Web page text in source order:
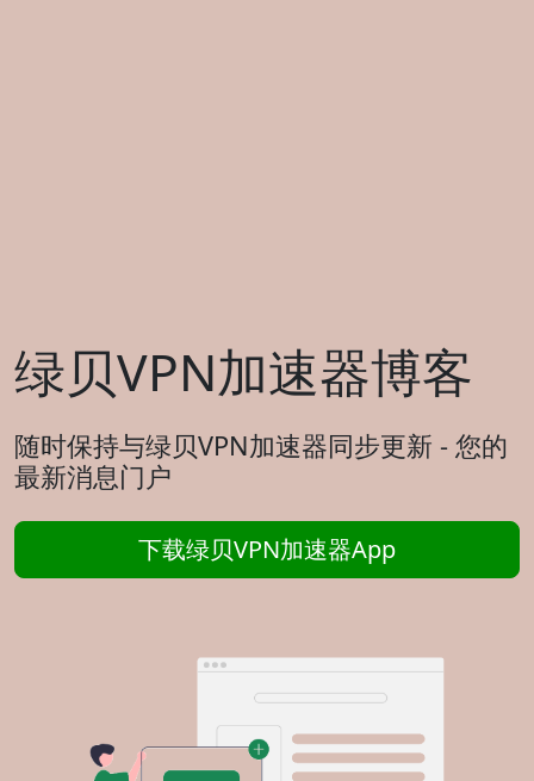
绿贝VPN加速器博客
随时保持与绿贝VPN加速器同步更新 - 您的
最新消息门户
下载绿贝VPN加速器App